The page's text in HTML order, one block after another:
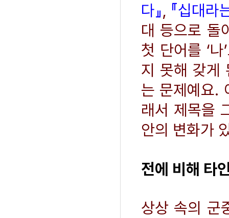
다』, 『십대라
대 등으로 돌
첫 단어를 ‘
지 못해 갖게
는 문제예요.
래서 제목을
안의 변화가
전에 비해 타
상상 속의 군